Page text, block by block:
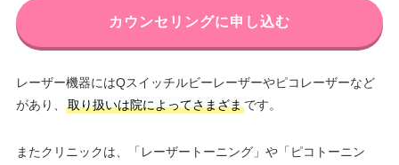
カウンセリングに申し込む
レーザー機器にはQスイッチルビーレーザーやピコレーザーなど
があり、
取り扱いは院によってさまざまです。
またクリニックは、「レーザートーニング」や「ピコトーニン